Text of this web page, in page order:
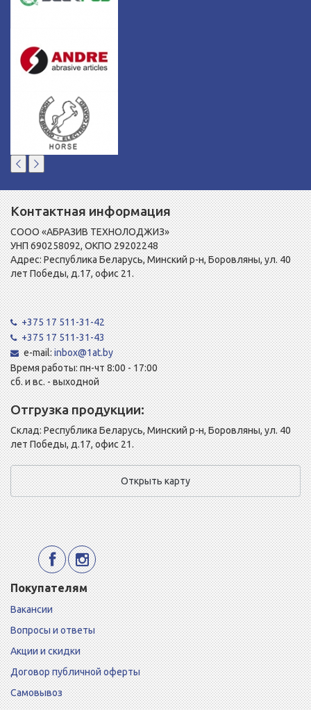
Контактная информация
СООО «АБРАЗИВ ТЕХНОЛОДЖИЗ»
УНП 690258092, ОКПО 29202248
Адрес: Республика Беларусь, Минский р-н, Боровляны, ул. 40
лет Победы, д.17, офис 21.
+375 17 511-31-42
+375 17 511-31-43
e-mail:inbox@1at.by
Время работы: пн-чт 8:00 - 17:00
сб. и вс. - выходной
Отгрузка продукции:
Склад: Республика Беларусь, Минский р-н, Боровляны, ул. 40
лет Победы, д.17, офис 21.
Открыть карту
Покупателям
Вакансии
Вопросы и ответы
Акции и скидки
Договор публичной оферты
Самовывоз